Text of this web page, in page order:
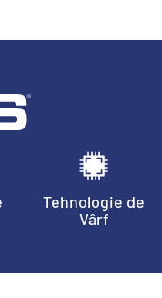
Tehnologie de
Vârf